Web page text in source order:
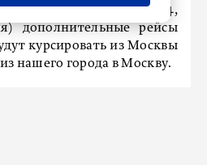
по выходным (6, 7, 13, 14,
дополнительные рейсы
курсировать из Москвы
нашего города в Москву.